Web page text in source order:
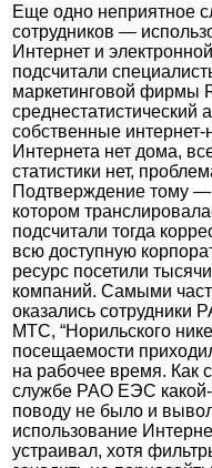
Еще одно неприятное
сотрудников —
Интернет и
подсчитали
маркетинговой фирмы
среднестатистический
собственные
Интернета нет дома,
статистики нет,
Подтверждение тому —
котором
подсчитали тогда
всю доступную
ресурс посетили
компаний. Самыми
оказались сотрудники
МТС, “Норильского
посещаемости
на рабочее время. Как
службе РАО ЕЭС какой-
поводу не было и
использование
устраивал, хотя